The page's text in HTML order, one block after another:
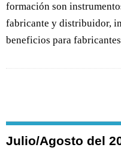
formación son
fabricante y distribuidor,
beneficios para
Julio/Agosto del